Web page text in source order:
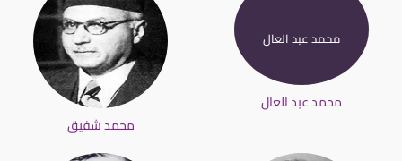
محمد شفيق
محمد عبد العال
محمد عبد العال